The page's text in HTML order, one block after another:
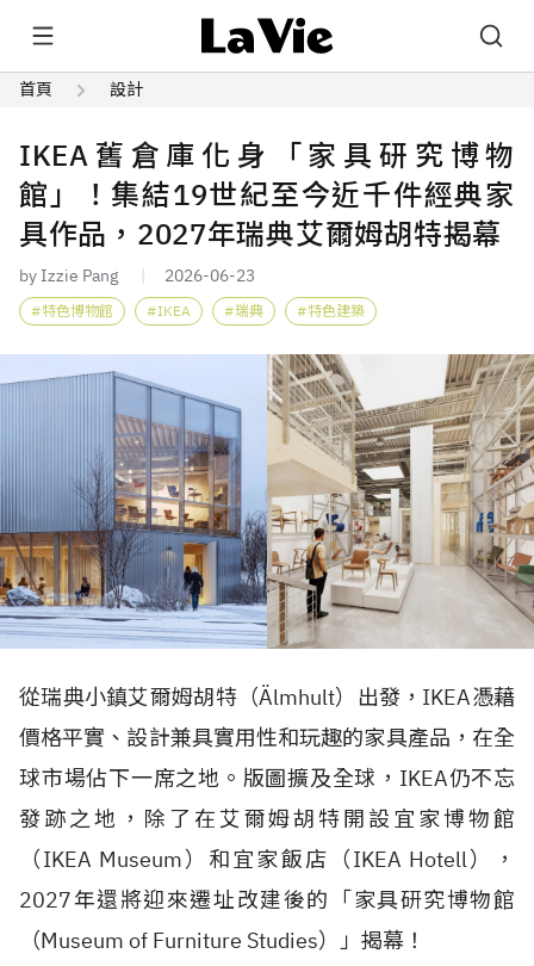
首頁 設計
IKEA舊倉庫化身「家具研究博物
館」！集結19世紀至今近千件經典家
具作品，2027年瑞典艾爾姆胡特揭幕
by Izzie Pang 2026-06-23
特色博物館 IKEA 瑞典 特色建築
從瑞典小鎮艾爾姆胡特（Älmhult）出發， IKEA憑藉
價格平實、設計兼具實用性和玩趣的家具產品，在全
球市場佔下一席之地。版圖擴及全球， IKEA仍不忘
發跡之地，除了在艾爾姆胡特開設宜家博物館
（IKEA Museum）和宜家飯店（IKEA Hotell），
2027年還將迎來遷址改建後的「家具研究博物館
（Museum of Furniture Studies）」揭幕！